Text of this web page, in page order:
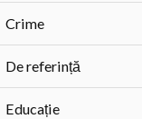
Crime
De referință
Educație